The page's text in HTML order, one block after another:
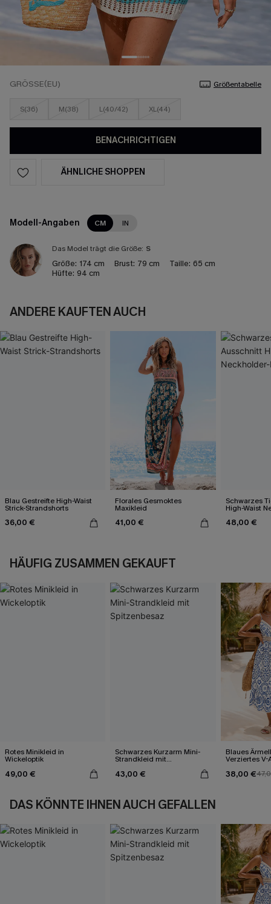
GRÖSSE(EU) Größentabelle
S(36) M(38) L(40/42) XL(44)
BENACHRICHTIGEN
ÄHNLICHE SHOPPEN
Modell-Angaben CM IN
Das Model trägt die Größe: S
Größe: 174 cm Brust: 79 cm Taille: 65 cm
Hüfte: 94 cm
ANDERE KAUFTEN AUCH
Blau Gestreifte High-Waist
Strick-Strandshorts
36,00 €
Florales Gesmoktes
Maxikleid
41,00 €
Schwarzes
High-Waist
Bikini-Set
48,00 €
HÄUFIG ZUSAMMEN GEKAUFT
Rotes Minikleid in
Wickeloptik
49,00 €
Schwarzes Kurzarm Mini-
Strandkleid mit
43,00 €
Blaues
Verziertes
38,00 €
DAS KÖNNTE IHNEN AUCH GEFALLEN